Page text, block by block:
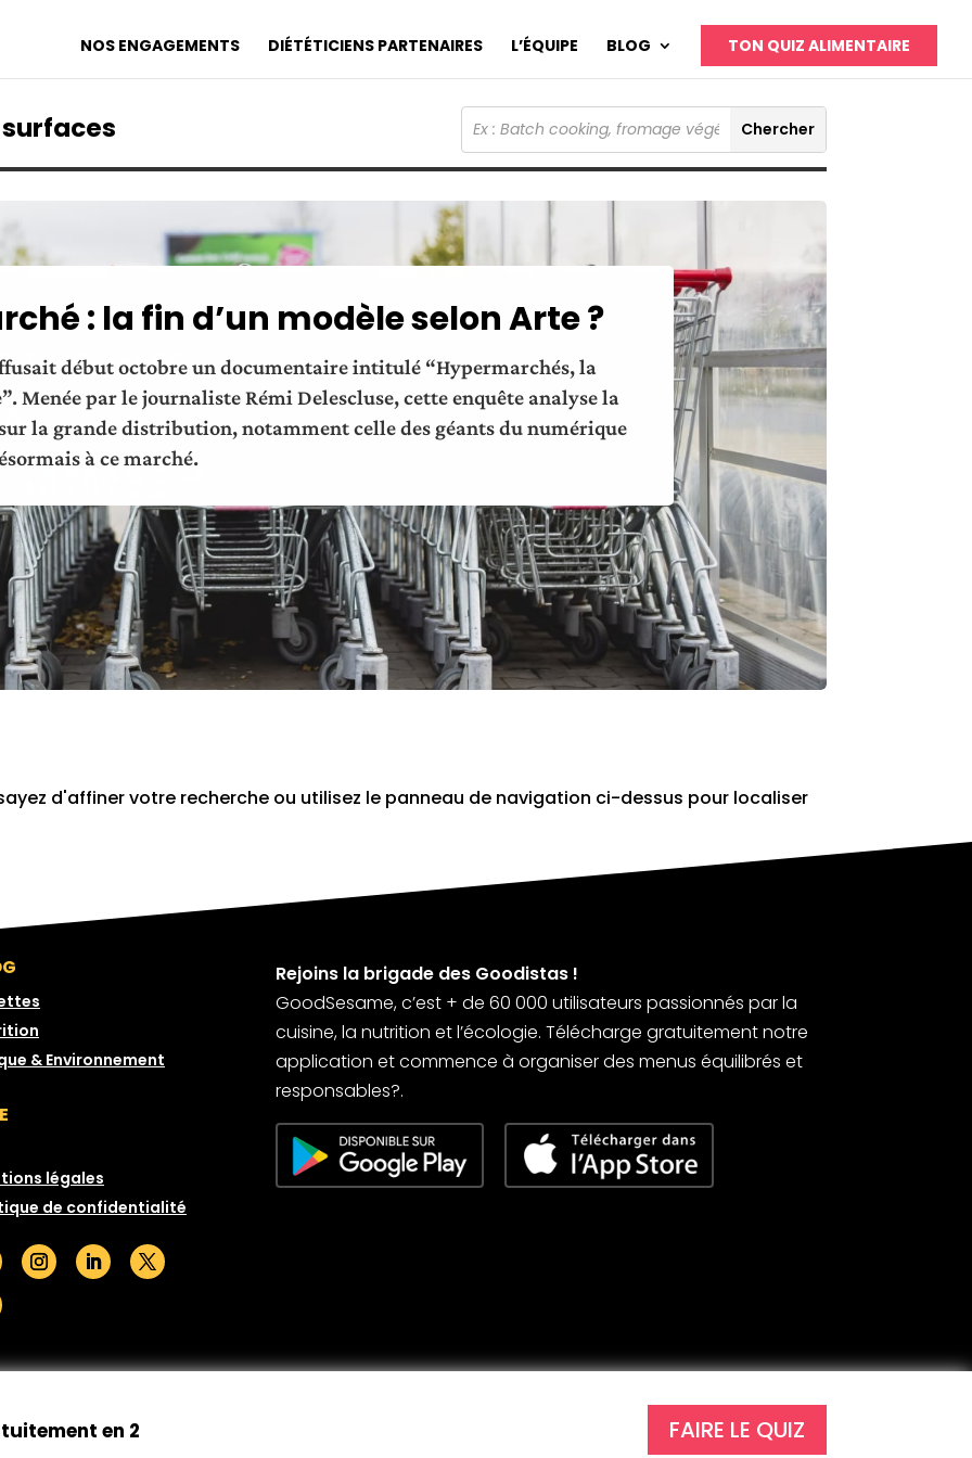
NOS ENGAGEMENTS DIÉTÉTICIENS PARTENAIRES L’ÉQUIPE BLOG TON QUIZ ALIMENTAIRE
: la fin d’un modèle selon Arte ?
début octobre un documentaire intitulé “Hypermarchés, la
Menée par le journaliste Rémi Delescluse, cette enquête analyse la
la grande distribution, notamment celle des géants du numérique
à ce marché.
d'affiner votre recherche ou utilisez le panneau de navigation ci-dessus pour localiser
& Environnement
légales
de confidentialité
Rejoins la brigade des Goodistas !
GoodSesame, c’est + de 60 000 utilisateurs passionnés par la
cuisine, la nutrition et l’écologie. Télécharge gratuitement notre
application et commence à organiser des menus équilibrés et
responsables?.
en 2 FAIRE LE QUIZ